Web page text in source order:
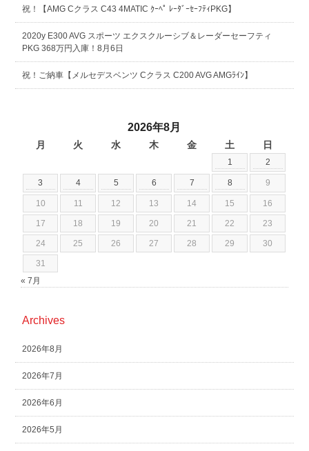
祝！【AMG Cクラス C43 4MATIC ｸｰﾍﾟ ﾚｰﾀﾞｰｾｰﾌﾃｨPKG】
2020y E300 AVG スポーツ エクスクルーシブ＆レーダーセーフティ
PKG 368万円入庫！8月6日
祝！ご納車【メルセデスベンツ Cクラス C200 AVG AMGﾗｲﾝ】
2026年8月
月 火 水 木 金 土 日
1 2
3 4 5 6 7 8 9
10 11 12 13 14 15 16
17 18 19 20 21 22 23
24 25 26 27 28 29 30
31
« 7月
Archives
2026年8月
2026年7月
2026年6月
2026年5月